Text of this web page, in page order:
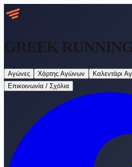
GREEK
Αγώνες Χάρτης Αγώνων Καλεντάρι
Επικοινωνία / Σχόλια